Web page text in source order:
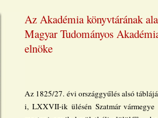
Az Akadémia könyvtárának
Magyar Tudományos
elnöke
Az 1825/27. évi országgyűlés alsó
i, LXXVII-ik ülésén Szatmár